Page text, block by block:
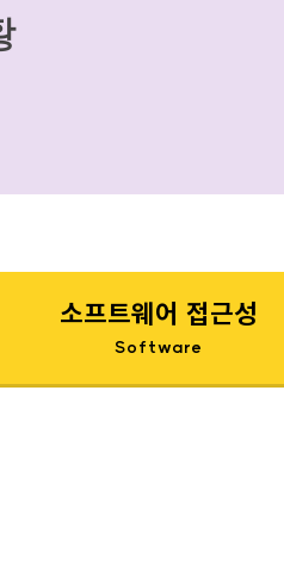
소프트웨어 접근성
Software